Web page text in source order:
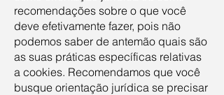
recomendações sobre o que você
deve efetivamente fazer, pois não
podemos saber de antemão quais são
as suas práticas específicas relativas
a cookies. Recomendamos que você
busque orientação jurídica se precisar